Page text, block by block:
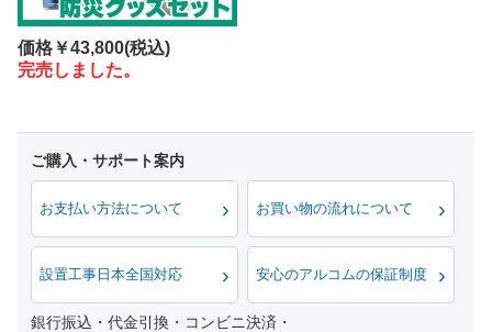
価格￥43,800(税込)
完売しました。
お支払い方法について お買い物の流れについて
設置工事日本全国対応 安心のアルコムの保証制度
銀行振込・代金引換・コンビニ決済・